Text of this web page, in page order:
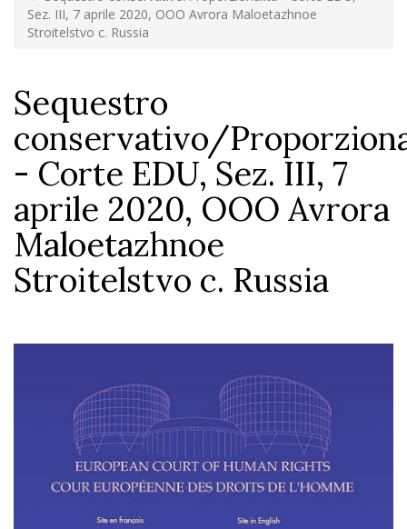
Sez. III, 7 aprile 2020, OOO Avrora Maloetazhnoe
Stroitelstvo c. Russia
Sequestro
conservativo/
- Corte EDU, Sez. III, 7
aprile 2020, OOO Avrora
Maloetazhnoe
Stroitelstvo c. Russia